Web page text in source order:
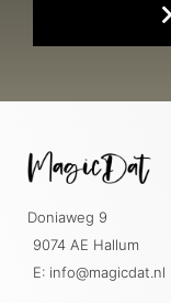
Doniaweg 9
9074 AE Hallum
E: info@magicdat.nl